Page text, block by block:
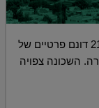
מתחם 17 שאושר לבניית 1,276 דירות כולל 217 דונם פרטיים של
השכונה צפויה